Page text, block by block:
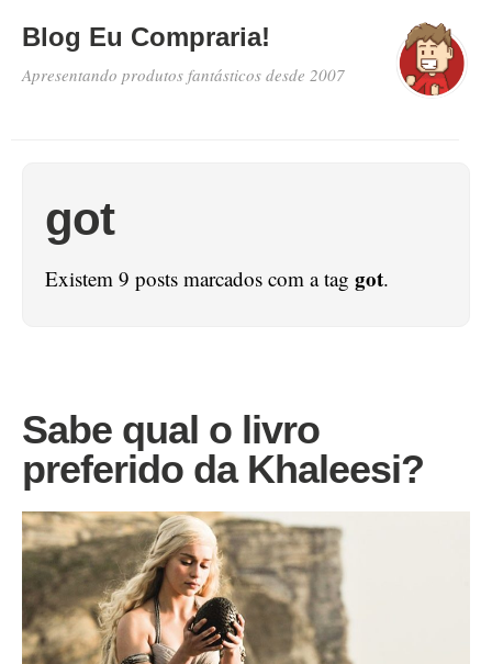
Blog Eu Compraria!
Apresentando produtos fantásticos desde 2007
got
Existem 9 posts marcados com a tag got.
Sabe qual o livro
preferido da Khaleesi?